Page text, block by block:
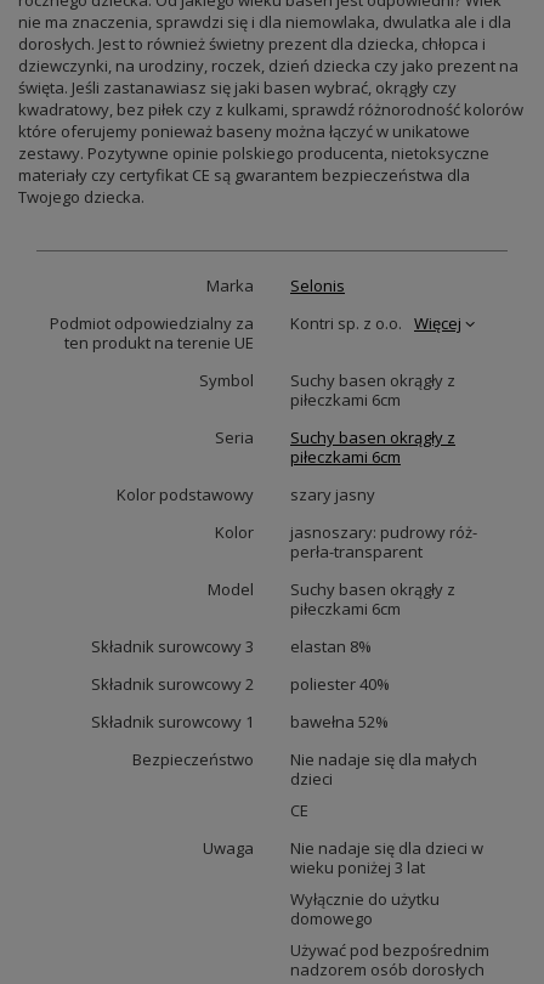
nie ma znaczenia, sprawdzi się i dla niemowlaka, dwulatka ale i dla
dorosłych. Jest to również świetny prezent dla dziecka, chłopca i
dziewczynki, na urodziny, roczek, dzień dziecka czy jako prezent na
święta. Jeśli zastanawiasz się jaki basen wybrać, okrągły czy
kwadratowy, bez piłek czy z kulkami, sprawdź różnorodność kolorów
które oferujemy ponieważ baseny można łączyć w unikatowe
zestawy. Pozytywne opinie polskiego producenta, nietoksyczne
materiały czy certyfikat CE są gwarantem bezpieczeństwa dla
Twojego dziecka.
Marka
Selonis
Podmiot odpowiedzialny za
ten produkt na terenie UE
Kontri sp. z o.o. Więcej
Symbol
Suchy basen okrągły z
piłeczkami 6cm
Seria
Suchy basen okrągły z
piłeczkami 6cm
Kolor podstawowy
szary jasny
Kolor
jasnoszary: pudrowy róż-
perła-transparent
Model
Suchy basen okrągły z
piłeczkami 6cm
Składnik surowcowy 3
elastan 8%
Składnik surowcowy 2
poliester 40%
Składnik surowcowy 1
bawełna 52%
Bezpieczeństwo
Nie nadaje się dla małych
dzieci
CE
Uwaga
Nie nadaje się dla dzieci w
wieku poniżej 3 lat
Wyłącznie do użytku
domowego
Używać pod bezpośrednim
nadzorem osób dorosłych